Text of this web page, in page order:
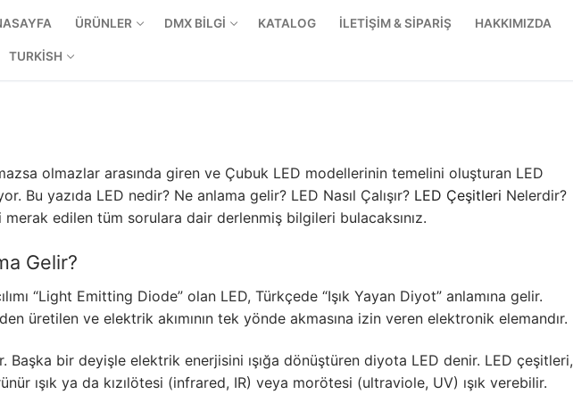
ÜRÜNLER DMX BİLGİ KATALOG İLETİŞİM & SİPARİŞ HAKKIMIZDA
TURKISH
ANASAYFA
Kullanıma Hazır Ürünler
olmazlar arasında giren ve Çubuk LED modellerinin temelini oluşturan LED
Bu yazıda LED nedir? Ne anlama gelir? LED Nasıl Çalışır? LED Çeşitleri Nelerdir?
merak edilen tüm sorulara dair derlenmiş bilgileri bulacaksınız.
Gelir?
“Light Emitting Diode” olan LED, Türkçede “Işık Yayan Diyot” anlamına gelir.
üretilen ve elektrik akımının tek yönde akmasına izin veren elektronik elemandır.
bir deyişle elektrik enerjisini ışığa dönüştüren diyota LED denir. LED çeşitleri,
ışık ya da kızılötesi (infrared, IR) veya morötesi (ultraviole, UV) ışık verebilir.